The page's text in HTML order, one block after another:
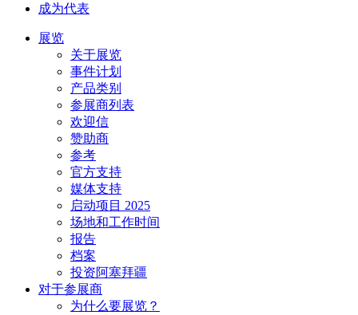
成为代表
展览
关于展览
事件计划
产品类别
参展商列表
欢迎信
赞助商
参考
官方支持
媒体支持
启动项目 2025
场地和工作时间
报告
档案
投资阿塞拜疆
对于参展商
为什么要展览？